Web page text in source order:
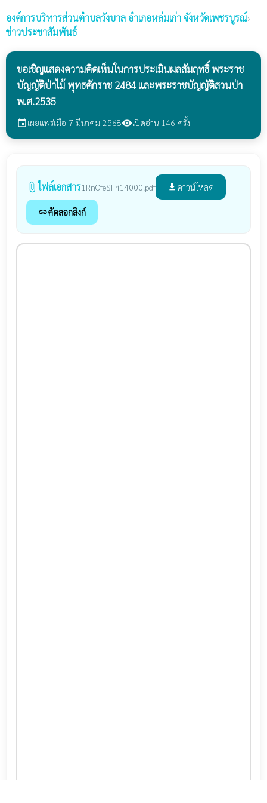
องค์การบริหารส่วนตำบลวังบาล อำเภอหล่มเก่า จังหวัดเพชรบูรณ์›
ข่าวประชาสัมพันธ์
ขอเชิญแสดงความคิดเห็นในการประเมินผลสัมฤทธิ์ พระราช
บัญญัติป่าไม้ พุทธศักราช 2484 และพระราชบัญญัติสวนป่า
พ.ศ.2535
eventเผยแพร่เมื่อ 7 มีนาคม 2568visibilityเปิดอ่าน 146 ครั้ง
attach_file ไฟล์เอกสาร1RnQfeSFri14000.pdf file_download ดาวน์โหลด
linkคัดลอกลิงก์